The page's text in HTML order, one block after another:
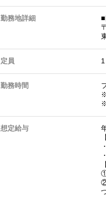
勤務地詳細
定員
勤務時間
想定給与